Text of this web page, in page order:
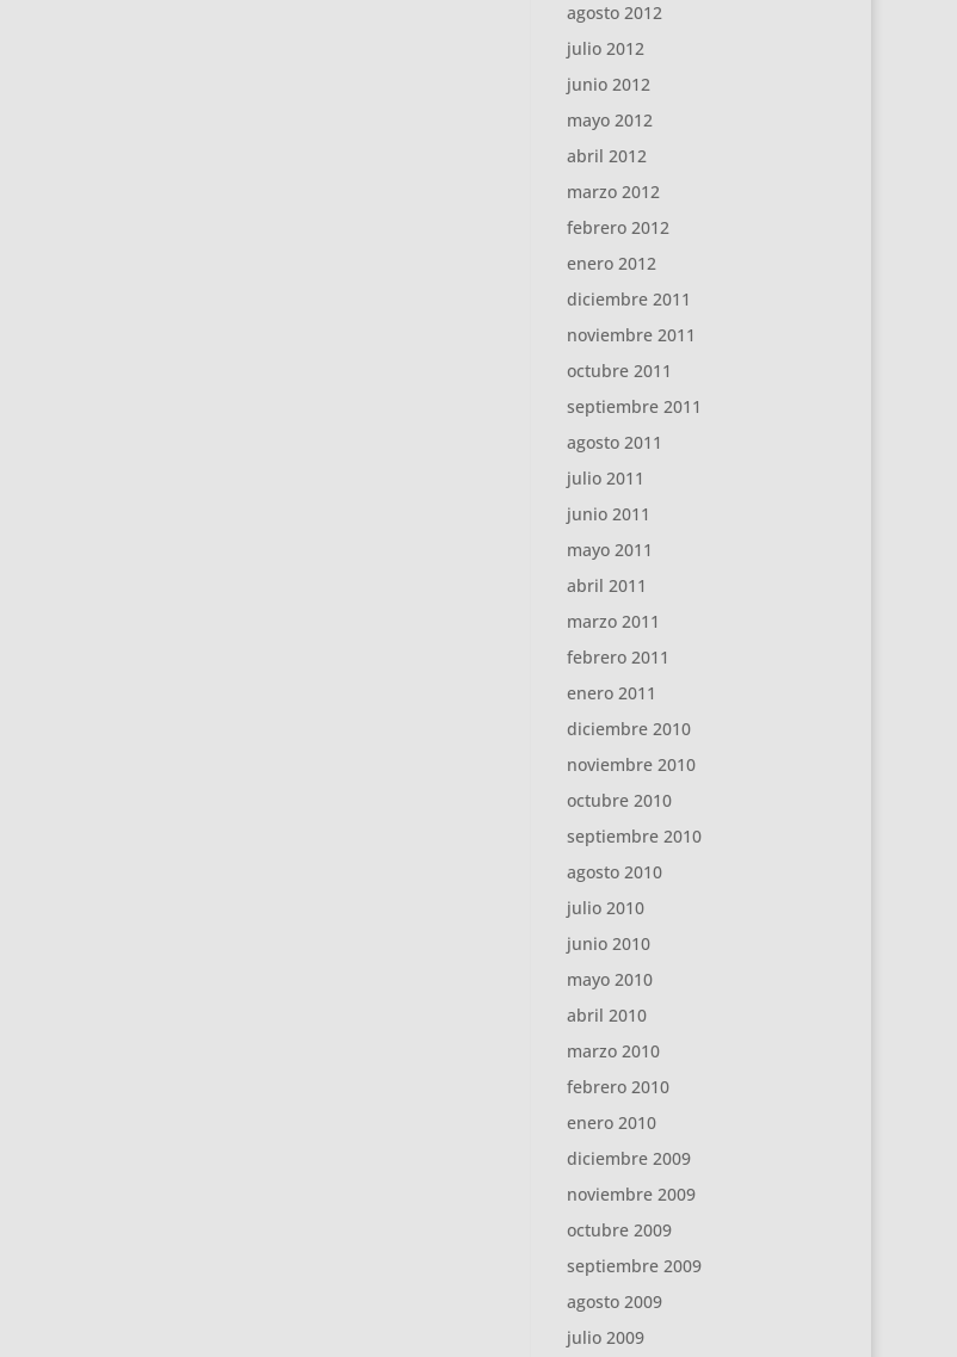
agosto 2012
julio 2012
junio 2012
mayo 2012
abril 2012
marzo 2012
febrero 2012
enero 2012
diciembre 2011
noviembre 2011
octubre 2011
septiembre 2011
agosto 2011
julio 2011
junio 2011
mayo 2011
abril 2011
marzo 2011
febrero 2011
enero 2011
diciembre 2010
noviembre 2010
octubre 2010
septiembre 2010
agosto 2010
julio 2010
junio 2010
mayo 2010
abril 2010
marzo 2010
febrero 2010
enero 2010
diciembre 2009
noviembre 2009
octubre 2009
septiembre 2009
agosto 2009
julio 2009